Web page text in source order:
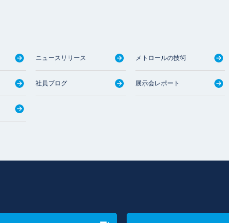
ニュースリリース メトロールの技術
社員ブログ 展示会レポート